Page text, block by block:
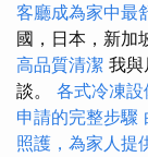
客廳成為家中最
國，日本，新加
高品質清潔 我與
談。 各式冷凍
申請的完整步驟
照護，為家人提